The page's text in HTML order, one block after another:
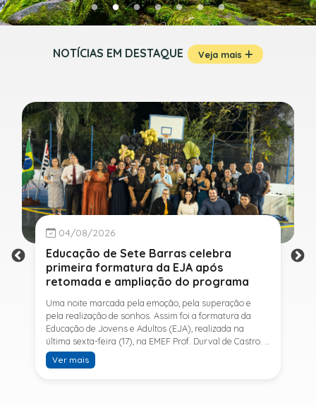
NOTÍCIAS EM DESTAQUE Veja mais
04/08/2026
Educação de Sete Barras celebra
primeira formatura da EJA após
retomada e ampliação do programa
Uma noite marcada pela emoção, pela superação e
pela realização de sonhos. Assim foi a formatura da
Educação de Jovens e Adultos (EJA), realizada na
última sexta-feira (17), na EMEF Prof. Durval de Castro. A
cerimônia celebrou a conclusão dos estudos de 53
alunos e entrou para a história ao marcar a primeira
Ver mais